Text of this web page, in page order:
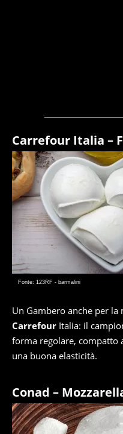
Carrefour Italia –
Fonte: 123RF - barmalini
Un Gambero anche per
Carrefour Italia: il
forma regolare, compatto
una buona elasticità.
Conad –